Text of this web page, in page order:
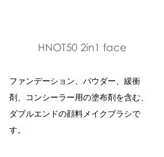
HNOT50 2in1 face
ファンデーション、パウダー、緩衝
剤、コンシーラー用の塗布剤を含む、
ダブルエンドの顔料メイクブラシで
す。